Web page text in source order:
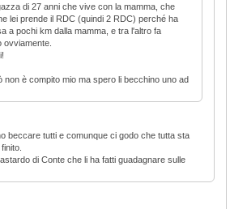
di 27 anni che vive con la mamma, che
lei prende il RDC (quindi 2 RDC) perché ha
a pochi km dalla mamma, e tra l'altro fa
ovviamente.
non è compito mio ma spero li becchino uno ad
beccare tutti e comunque ci godo che tutta sta
di Conte che li ha fatti guadagnare sulle